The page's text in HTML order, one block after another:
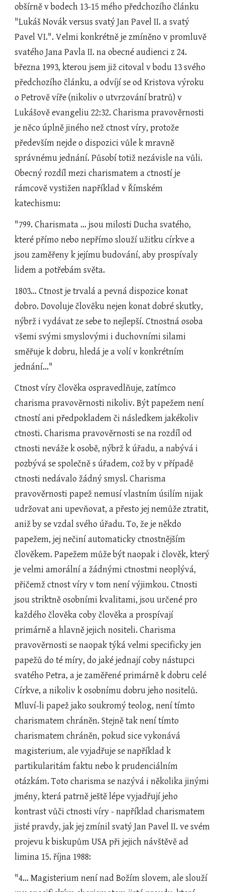
obšírně v bodech 13-15 mého předchozího článku
"Lukáš Novák versus svatý Jan Pavel II. a svatý
Pavel VI.". Velmi konkrétně je zmíněno v promluvě
svatého Jana Pavla II. na obecné audienci z 24.
března 1993, kterou jsem již citoval v bodu 13 svého
předchozího článku, a odvíjí se od Kristova výroku
o Petrově víře (nikoliv o utvrzování bratrů) v
Lukášově evangeliu 22:32. Charisma pravověrnosti
je něco úplně jiného než ctnost víry, protože
především nejde o dispozici vůle k mravně
správnému jednání. Působí totiž nezávisle na vůli.
Obecný rozdíl mezi charismatem a ctností je
rámcově vystižen například v Římském
katechismu:
"799. Charismata ... jsou milosti Ducha svatého,
které přímo nebo nepřímo slouží užitku církve a
jsou zaměřeny k jejímu budování, aby prospívaly
lidem a potřebám světa.
1803... Ctnost je trvalá a pevná dispozice konat
dobro. Dovoluje člověku nejen konat dobré skutky,
nýbrž i vydávat ze sebe to nejlepší. Ctnostná osoba
všemi svými smyslovými i duchovními silami
směřuje k dobru, hledá je a volí v konkrétním
jednání..."
Ctnost víry člověka ospravedlňuje, zatímco
charisma pravověrnosti nikoliv. Být papežem není
ctností ani předpokladem či následkem jakékoliv
ctnosti. Charisma pravověrnosti se na rozdíl od
ctnosti neváže k osobě, nýbrž k úřadu, a nabývá i
pozbývá se společně s úřadem, což by v případě
ctnosti nedávalo žádný smysl. Charisma
pravověrnosti papež nemusí vlastním úsilím nijak
udržovat ani upevňovat, a přesto jej nemůže ztratit,
aniž by se vzdal svého úřadu. To, že je někdo
papežem, jej nečiní automaticky ctnostnějším
člověkem. Papežem může být naopak i člověk, který
je velmi amorální a žádnými ctnostmi neoplývá,
přičemž ctnost víry v tom není výjimkou. Ctnosti
jsou striktně osobními kvalitami, jsou určené pro
každého člověka coby člověka a prospívají
primárně a hlavně jejich nositeli. Charisma
pravověrnosti se naopak týká velmi specificky jen
papežů do té míry, do jaké jednají coby nástupci
svatého Petra, a je zaměřené primárně k dobru celé
Církve, a nikoliv k osobnímu dobru jeho nositelů.
Mluví-li papež jako soukromý teolog, není tímto
charismatem chráněn. Stejně tak není tímto
charismatem chráněn, pokud sice vykonává
magisterium, ale vyjadřuje se například k
partikularitám faktu nebo k prudenciálním
otázkám. Toto charisma se nazývá i několika jinými
jmény, která patrně ještě lépe vyjadřují jeho
kontrast vůči ctnosti víry - například charismatem
jisté pravdy, jak jej zmínil svatý Jan Pavel II. ve svém
projevu k biskupům USA při jejich návštěvě ad
limina 15. října 1988:
"4... Magisterium není nad Božím slovem, ale slouží